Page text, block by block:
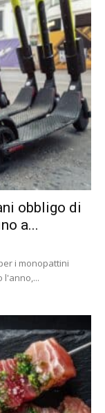
obbligo di
a...
i monopattini
l'anno,...